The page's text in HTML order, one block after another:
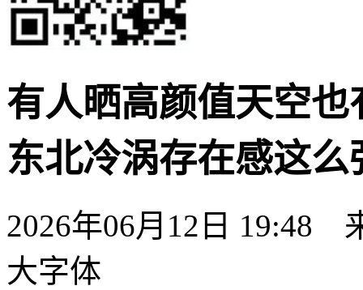
有人晒高颜值天空
东北冷涡存在感这么
2026年06月12日 19:48
大字体